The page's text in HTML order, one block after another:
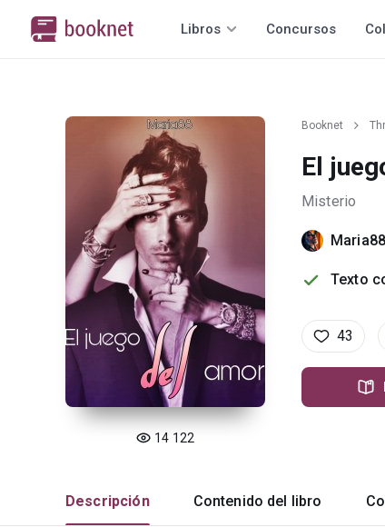
Libros Concursos
14 122
Booknet
El
Misterio
Maria88
Texto
43
Descripción Contenido del libro